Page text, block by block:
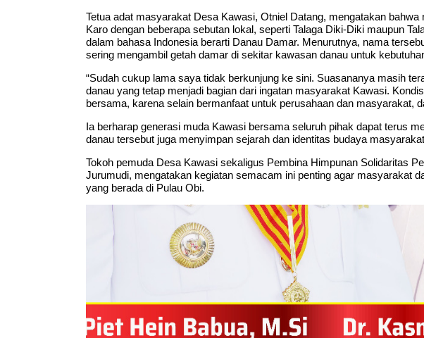
Tetua adat masyarakat Desa Kawasi, Otniel Datang, mengatakan
Karo dengan beberapa sebutan lokal, seperti Talaga Diki-Diki maupun
dalam bahasa Indonesia berarti Danau Damar. Menurutnya, nama
sering mengambil getah damar di sekitar kawasan danau untuk
“Sudah cukup lama saya tidak berkunjung ke sini. Suasananya masih
danau yang tetap menjadi bagian dari ingatan masyarakat Kawasi.
bersama, karena selain bermanfaat untuk perusahaan dan masyarakat,
Ia berharap generasi muda Kawasi bersama seluruh pihak dapat terus
danau tersebut juga menyimpan sejarah dan identitas budaya
Tokoh pemuda Desa Kawasi sekaligus Pembina Himpunan Solidaritas
Jurumudi, mengatakan kegiatan semacam ini penting agar masyarakat
yang berada di Pulau Obi.